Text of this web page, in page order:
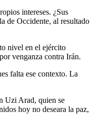
intereses. ¿Sus
de Occidente, al resultado
nivel en el ejército
venganza contra Irán.
falta ese contexto. La
Uzi Arad, quien se
hoy no deseara la paz,